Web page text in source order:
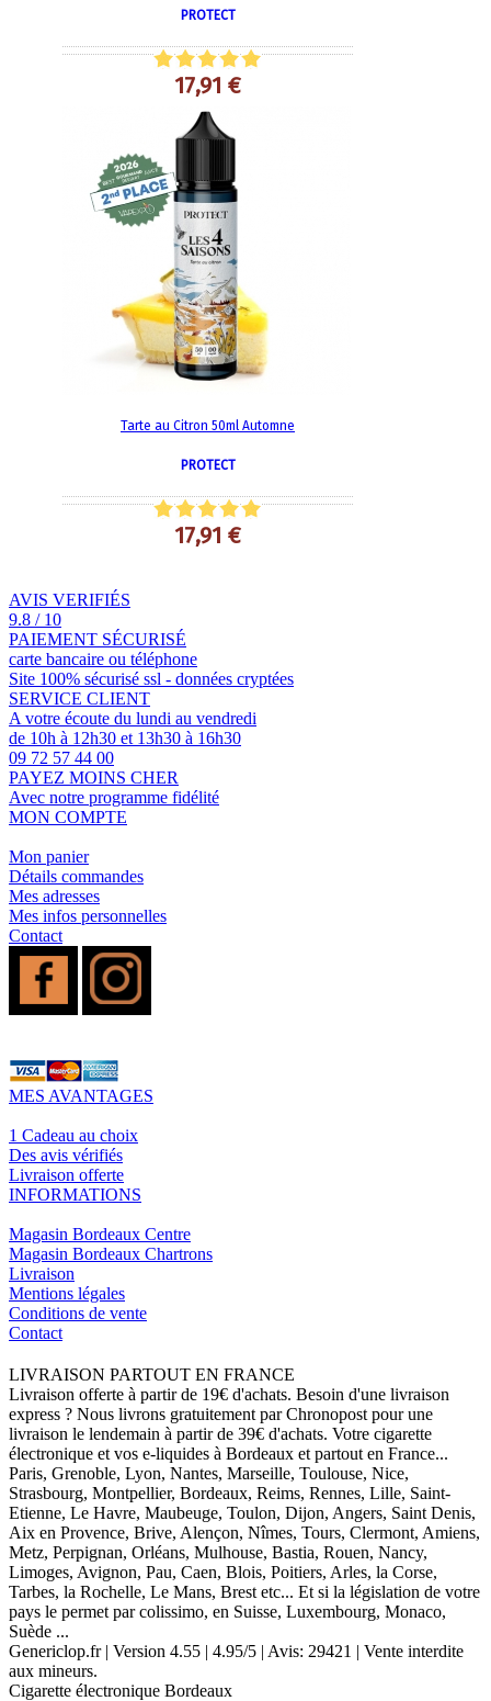
PROTECT
17,91 €
Tarte au Citron 50ml Automne
PROTECT
17,91 €
AVIS VERIFIÉS
9.8 / 10
PAIEMENT SÉCURISÉ
carte bancaire ou téléphone
Site 100% sécurisé ssl - données cryptées
SERVICE CLIENT
A votre écoute du lundi au vendredi
de 10h à 12h30 et 13h30 à 16h30
09 72 57 44 00
PAYEZ MOINS CHER
Avec notre programme fidélité
MON COMPTE
Mon panier
Détails commandes
Mes adresses
Mes infos personnelles
Contact
MES AVANTAGES
1 Cadeau au choix
Des avis vérifiés
Livraison offerte
INFORMATIONS
Magasin Bordeaux Centre
Magasin Bordeaux Chartrons
Livraison
Mentions légales
Conditions de vente
Contact
LIVRAISON PARTOUT EN FRANCE
Livraison offerte à partir de 19€ d'achats. Besoin d'une livraison
express ? Nous livrons gratuitement par Chronopost pour une
livraison le lendemain à partir de 39€ d'achats. Votre cigarette
électronique et vos e-liquides à Bordeaux et partout en France...
Paris, Grenoble, Lyon, Nantes, Marseille, Toulouse, Nice,
Strasbourg, Montpellier, Bordeaux, Reims, Rennes, Lille, Saint-
Etienne, Le Havre, Maubeuge, Toulon, Dijon, Angers, Saint Denis,
Aix en Provence, Brive, Alençon, Nîmes, Tours, Clermont, Amiens,
Metz, Perpignan, Orléans, Mulhouse, Bastia, Rouen, Nancy,
Limoges, Avignon, Pau, Caen, Blois, Poitiers, Arles, la Corse,
Tarbes, la Rochelle, Le Mans, Brest etc... Et si la législation de votre
pays le permet par colissimo, en Suisse, Luxembourg, Monaco,
Suède ...
Genericlop.fr| Version 4.55 | 4.95/5 | Avis: 29421 | Vente interdite
aux mineurs.
Cigarette électronique Bordeaux